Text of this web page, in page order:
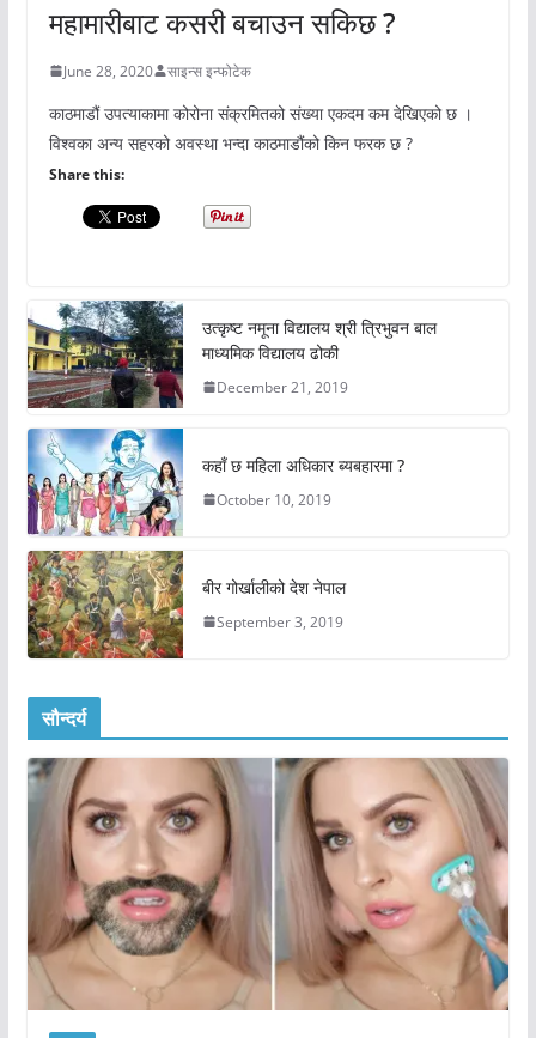
महामारीबाट कसरी बचाउन सकिछ ?
June 28, 2020 साइन्स इन्फोटेक
काठमाडौं उपत्याकामा कोरोना संक्रमितको संख्या एकदम कम देखिएको छ ।
विश्वका अन्य सहरको अवस्था भन्दा काठमाडौंको किन फरक छ ?
Share this:
उत्कृष्ट नमूना विद्यालय श्री त्रिभुवन बाल
माध्यमिक विद्यालय ढोकी
December 21, 2019
कहाँ छ महिला अधिकार ब्यबहारमा ?
October 10, 2019
बीर गोर्खालीको देश नेपाल
September 3, 2019
सौन्दर्य